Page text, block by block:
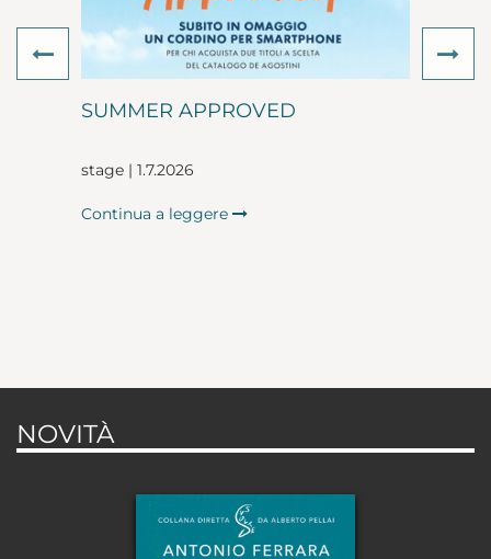
SUMMER APPROVED
stage | 1.7.2026
Continua a leggere
Previous
NOVITÀ